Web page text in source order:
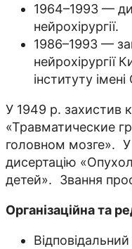
1964–1993 —
нейрохірургії.
1986–1993 —
нейрохірургії
інституту
У 1949 р. захистив
«Травматические
головном мозге».
дисертацію
детей». Звання
Організаційна та